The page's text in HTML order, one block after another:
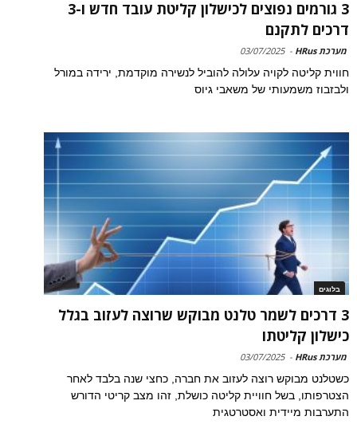
3 גורמים נפוצים לכישלון קליטת עובד חדש ו-3
דרכים לתקנם
מערכת HRus -
03/07/2025
חווית קליטה לקויה עלולה להוביל לנשירה מוקדמת, ירידה במורל
ולבזבוז משמעותי של משאבי גיוס
בלוגים
3 דרכים לשמר טלנט מבוקש שרוצה לעזוב בגלל
כישלון קליטתו
מערכת HRus -
03/07/2025
כשטלנט מבוקש רוצה לעזוב את חברה, כחצי שנה בלבד לאחר
הצטרפותו, בשל חוויית קליטה כושלת, זהו מצב קריטי הדורש
התערבות מיידית ואסטרטגית